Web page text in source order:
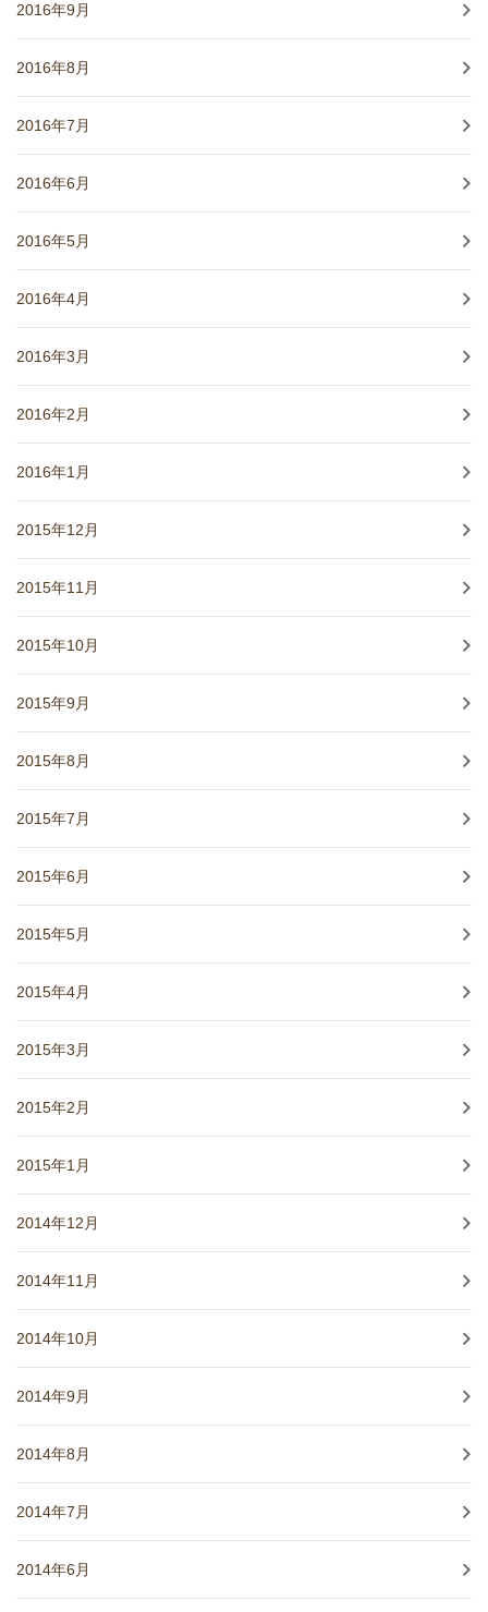
2016年9月
2016年8月
2016年7月
2016年6月
2016年5月
2016年4月
2016年3月
2016年2月
2016年1月
2015年12月
2015年11月
2015年10月
2015年9月
2015年8月
2015年7月
2015年6月
2015年5月
2015年4月
2015年3月
2015年2月
2015年1月
2014年12月
2014年11月
2014年10月
2014年9月
2014年8月
2014年7月
2014年6月